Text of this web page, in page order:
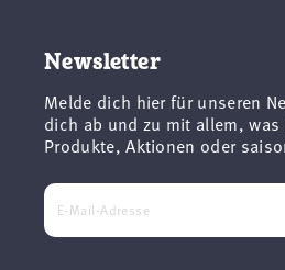
Newsletter
Melde dich hier für unseren
dich ab und zu mit allem,
Produkte, Aktionen oder